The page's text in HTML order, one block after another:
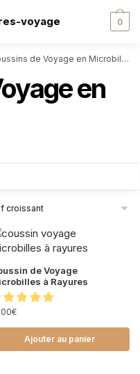
0
de Voyage en Microbilles
en
de Voyage
à Rayures
€
Ajouter au panier